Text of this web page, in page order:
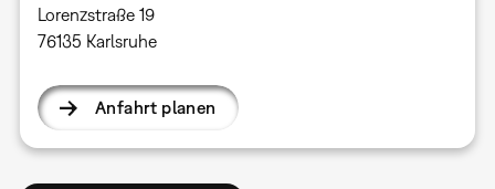
Lorenzstraße 19
76135 Karlsruhe
Anfahrt planen